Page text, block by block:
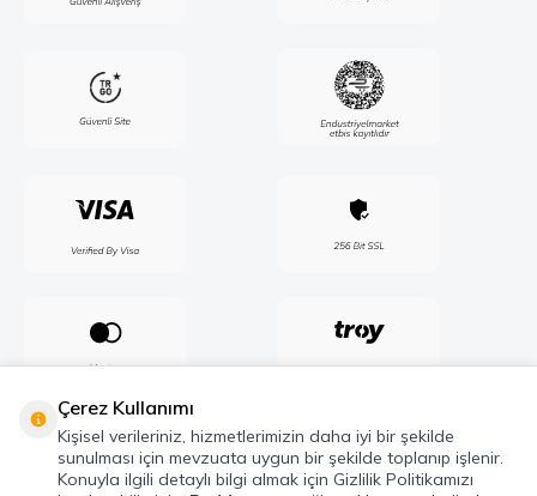
Çerez Kullanımı
Kişisel verileriniz, hizmetlerimizin daha iyi bir şekilde
sunulması için mevzuata uygun bir şekilde toplanıp işlenir.
Konuyla ilgili detaylı bilgi almak için Gizlilik Politikamızı